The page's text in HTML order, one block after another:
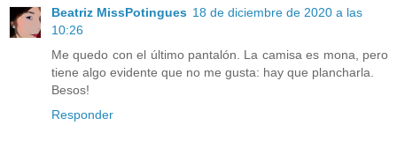
Beatriz MissPotingues 18 de diciembre de 2020 a las
10:26
Me quedo con el último pantalón. La camisa es mona, pero
tiene algo evidente que no me gusta: hay que plancharla.
Besos!
Responder